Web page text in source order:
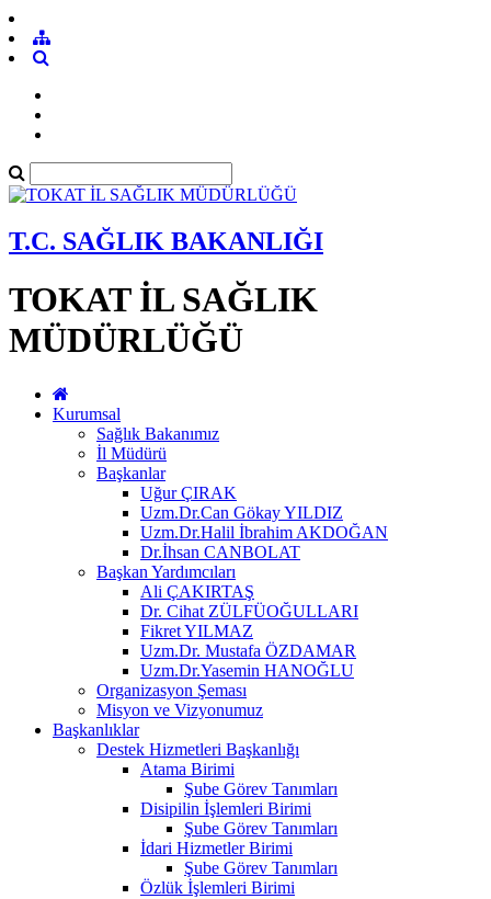
T.C. SAĞLIK BAKANLIĞI
TOKAT İL SAĞLIK
MÜDÜRLÜĞÜ
Kurumsal
Sağlık Bakanımız
İl Müdürü
Başkanlar
Uğur ÇIRAK
Uzm.Dr.Can Gökay YILDIZ
Uzm.Dr.Halil İbrahim AKDOĞAN
Dr.İhsan CANBOLAT
Başkan Yardımcıları
Ali ÇAKIRTAŞ
Dr. Cihat ZÜLFÜOĞULLARI
Fikret YILMAZ
Uzm.Dr. Mustafa ÖZDAMAR
Uzm.Dr.Yasemin HANOĞLU
Organizasyon Şeması
Misyon ve Vizyonumuz
Başkanlıklar
Destek Hizmetleri Başkanlığı
Atama Birimi
Şube Görev Tanımları
Disipilin İşlemleri Birimi
Şube Görev Tanımları
İdari Hizmetler Birimi
Şube Görev Tanımları
Özlük İşlemleri Birimi